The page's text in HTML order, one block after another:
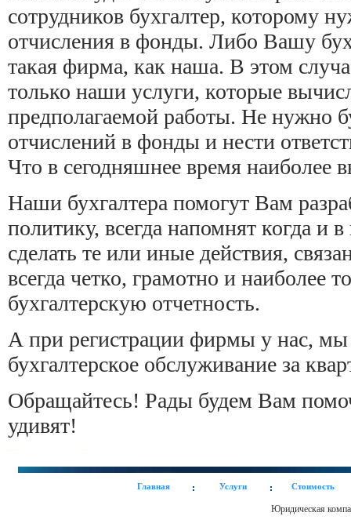
сотрудников бухгалтер, которому
отчисления в фонды. Либо Вашу
такая фирма, как наша. В этом
только наши услуги, которые
предполагаемой работы. Не нужно
отчислений в фонды и нести
Что в сегодняшнее время наиболее
Наши бухгалтера помогут Вам
политику, всегда напомнят когда и
сделать те или иные действия,
всегда четко, грамотно и наиболее
бухгалтерскую отчетность.
А при регистрации фирмы у нас,
бухгалтерское обслуживание за
Обращайтесь! Рады будем Вам
удивят!
Главная Услуги Стоимость
Юридическая